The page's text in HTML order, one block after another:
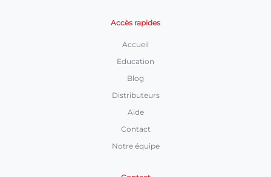
Accès rapides
Accueil
Education
Blog
Distributeurs
Aide
Contact
Notre équipe